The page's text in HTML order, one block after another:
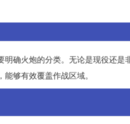
确火炮的分类。无论是现役还
够有效覆盖作战区域。